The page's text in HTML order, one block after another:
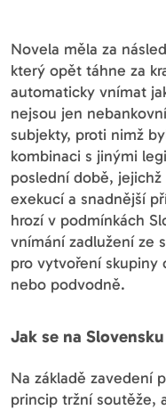
Novela měla za
který opět táhne za
automaticky vnímat
nejsou jen
subjekty, proti nimž
kombinaci s jinými
poslední době,
exekucí a snadnější
hrozí v podmínkách
vnímání zadlužení ze
pro vytvoření skupiny
nebo podvodně.
Jak se na
Na základě zavedení
princip tržní soutěže,